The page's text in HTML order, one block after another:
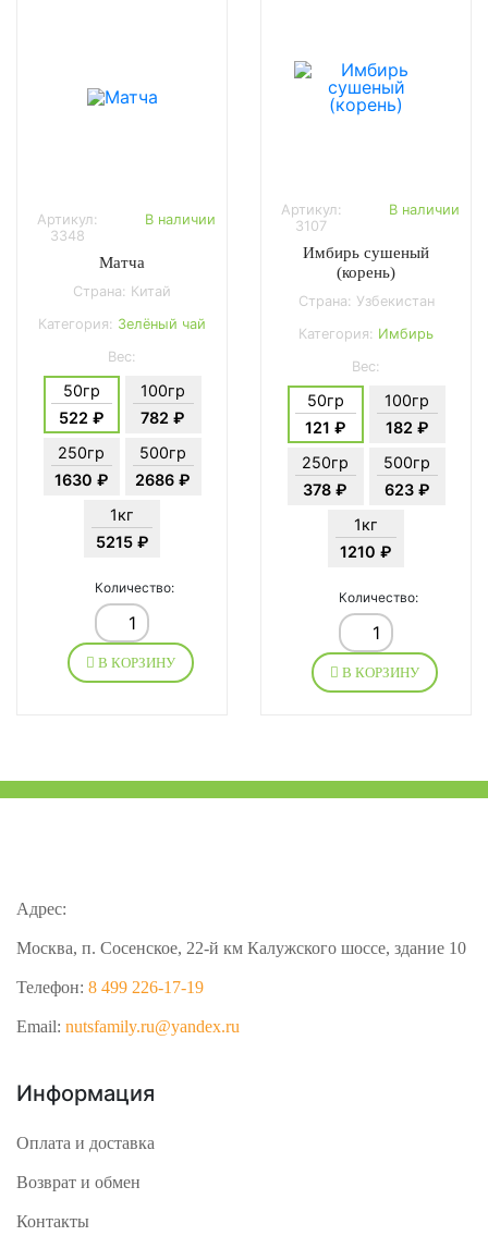
Артикул:
3348
В наличии
Матча
Страна: Китай
Категория: Зелёный чай
Вес:
50гр
522 ₽
100гр
782 ₽
250гр
1630 ₽
500гр
2686 ₽
1кг
5215 ₽
Количество:
В КОРЗИНУ
Артикул:
3107
В наличии
Имбирь сушеный
(корень)
Страна: Узбекистан
Категория: Имбирь
Вес:
50гр
121 ₽
100гр
182 ₽
250гр
378 ₽
500гр
623 ₽
1кг
1210 ₽
Количество:
В КОРЗИНУ
Адрес:
Москва, п. Сосенское, 22-й км Калужского шоссе, здание 10
Телефон: 8 499 226-17-19
Email: nutsfamily.ru@yandex.ru
Информация
Оплата и доставка
Возврат и обмен
Контакты